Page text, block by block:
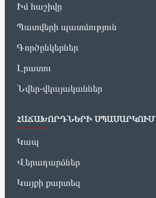
Իմ հաշիվը
Պատվերի պատմություն
Գործընկերներ
Լրատու
Նվեր-վկայականներ
ՀԱՃԱԽՈՐԴՆԵՐԻ ՍՊԱՍԱՐԿՈՒՄ
Կապ
Վերադարձներ
Կայքի քարտեզ